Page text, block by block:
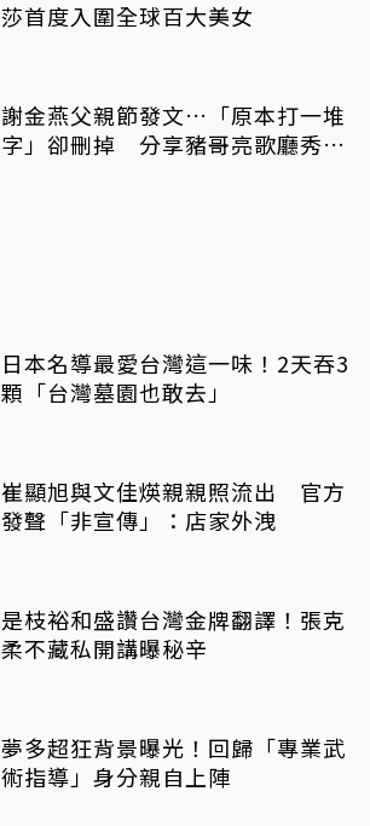
莎首度入圍全球百大美女
謝金燕父親節發文…「原本打一堆
字」卻刪掉 分享豬哥亮歌廳秀歌
日本名導最愛台灣這一味！2天吞3
顆「台灣墓園也敢去」
崔顯旭與文佳煐親親照流出 官方
發聲「非宣傳」：店家外洩
是枝裕和盛讚台灣金牌翻譯！張克
柔不藏私開講曝秘辛
夢多超狂背景曝光！回歸「專業武
術指導」身分親自上陣